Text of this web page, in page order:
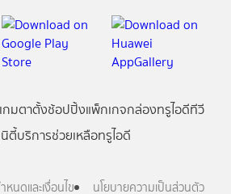
เกมตาตั้งช้อปปิ้งแพ็กเกจกล่องทรูไอดีทีวี
ตี้บริการช่วยเหลือทรูไอดี
หนดและเงื่อนไข นโยบายความเป็นส่วนตัว